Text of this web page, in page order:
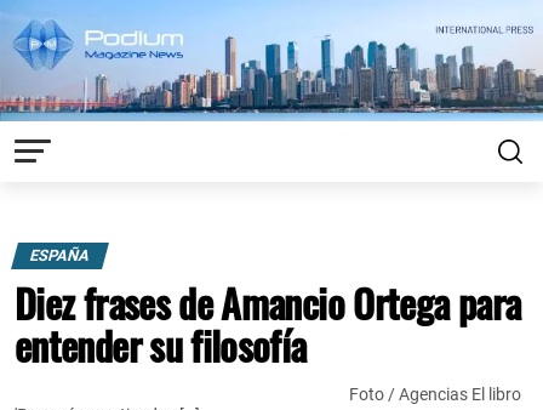
ESPAÑA
Diez frases de Amancio Ortega para
entender su filosofía
Foto / Agencias El libro